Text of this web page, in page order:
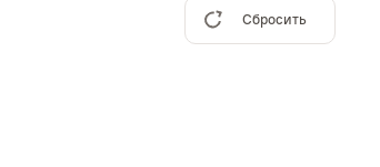
Сбросить